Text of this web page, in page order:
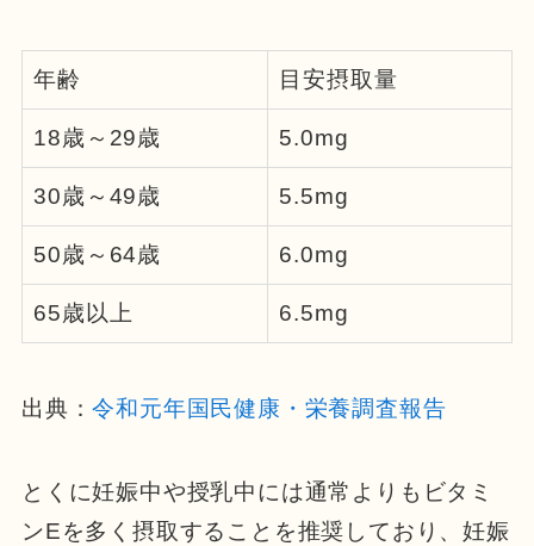
年齢 目安摂取量
18歳～29歳 5.0mg
30歳～49歳 5.5mg
50歳～64歳 6.0mg
65歳以上 6.5mg
出典：令和元年国民健康・栄養調査報告
とくに妊娠中や授乳中には通常よりもビタミ
ンEを多く摂取することを推奨しており、妊娠